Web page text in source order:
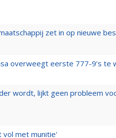
zet in op nieuwe
overweegt eerste 777-9’s te
wordt, lijkt geen probleem
vol met munitie'